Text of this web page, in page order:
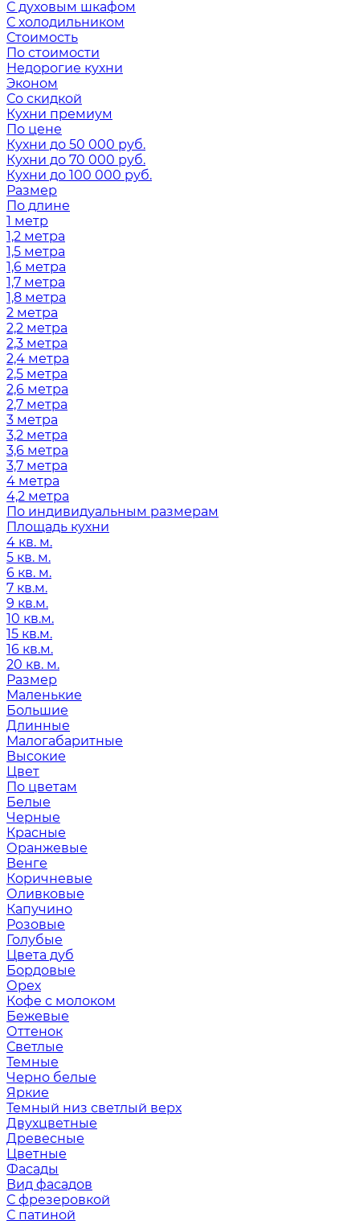
С духовым шкафом
С холодильником
Стоимость
По стоимости
Недорогие кухни
Эконом
Со скидкой
Кухни премиум
По цене
Кухни до 50 000 руб.
Кухни до 70 000 руб.
Кухни до 100 000 руб.
Размер
По длине
1 метр
1,2 метра
1,5 метра
1,6 метра
1,7 метра
1,8 метра
2 метра
2,2 метра
2,3 метра
2,4 метра
2,5 метра
2,6 метра
2,7 метра
3 метра
3,2 метра
3,6 метра
3,7 метра
4 метра
4,2 метра
По индивидуальным размерам
Площадь кухни
4 кв. м.
5 кв. м.
6 кв. м.
7 кв.м.
9 кв.м.
10 кв.м.
15 кв.м.
16 кв.м.
20 кв. м.
Размер
Маленькие
Большие
Длинные
Малогабаритные
Высокие
Цвет
По цветам
Белые
Черные
Красные
Оранжевые
Венге
Коричневые
Оливковые
Капучино
Розовые
Голубые
Цвета дуб
Бордовые
Орех
Кофе с молоком
Бежевые
Оттенок
Светлые
Темные
Черно белые
Яркие
Темный низ светлый верх
Двухцветные
Древесные
Цветные
Фасады
Вид фасадов
С фрезеровкой
С патиной